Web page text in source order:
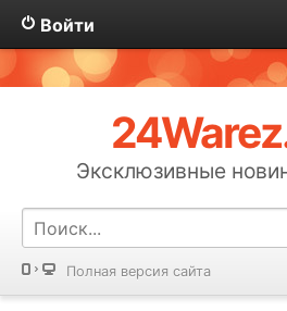
Войти
Эксклюзивные
Полная версия сайта